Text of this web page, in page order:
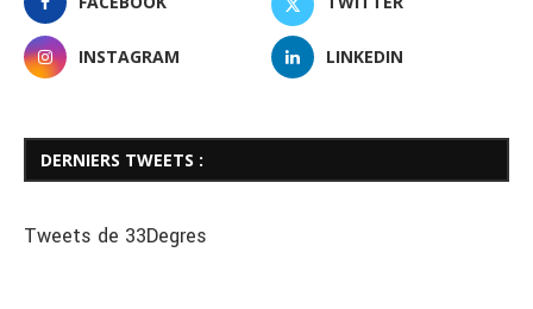
INSTAGRAM LINKEDIN
DERNIERS TWEETS :
Tweets de 33Degres